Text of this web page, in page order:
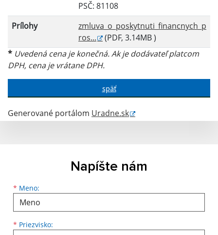
PSČ: 81108
Prílohy
zmluva_o_poskytnuti_financnych_p
ros...
(PDF, 3.14MB )
* Uvedená cena je konečná. Ak je dodávateľ platcom
DPH, cena je vrátane DPH.
späť
Generované portálom Uradne.sk
Napíšte nám
* Meno:
Meno
* Priezvisko:
Priezvisko
E-mailová adresa